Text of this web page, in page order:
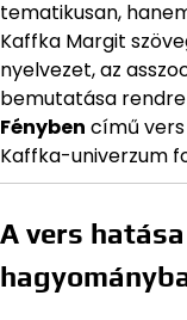
tematikusan,
Kaffka Margit
nyelvezet, az
bemutatása rendre
Fényben című
Kaffka-univerzum
A vers